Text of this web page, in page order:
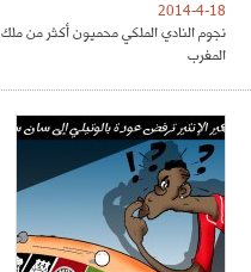
2014-4-18
نجوم النادي الملكي محميون أكثر من ملك
المغرب